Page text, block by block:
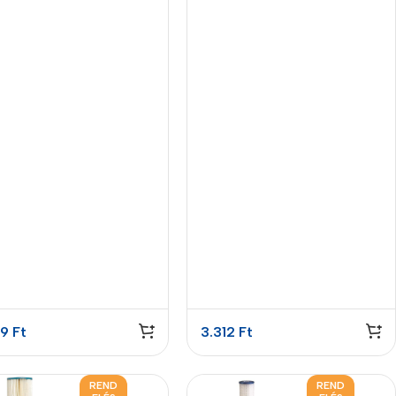
Ft 3.312 Ft
REND
REND